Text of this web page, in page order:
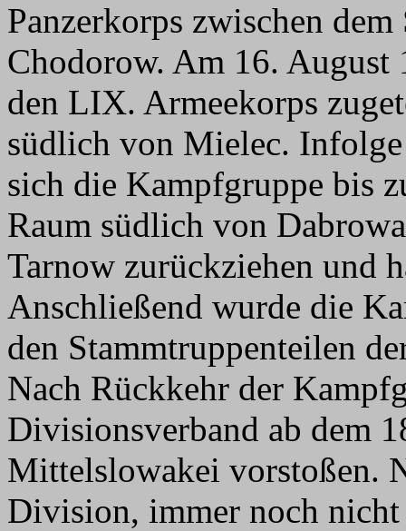
Panzerkorps zwischen
Chodorow. Am 16.
den LIX. Armeekorps
südlich von Mielec.
sich die Kampfgruppe bis
Raum südlich von
Tarnow zurückziehen und
Anschließend wurde die
den Stammtruppenteilen
Nach Rückkehr der
Divisionsverband ab dem
Mittelslowakei vorstoßen.
Division, immer noch